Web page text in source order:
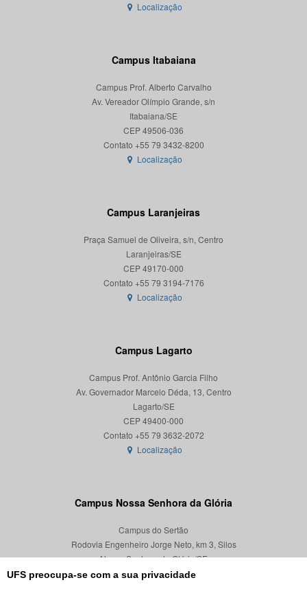
UFS preocupa-se com a sua privacidade
Localização
Campus Itabaiana
Campus Prof. Alberto Carvalho
Av. Vereador Olímpio Grande, s/n
Itabaiana/SE
CEP 49506-036
Localização
Campus Laranjeiras
Praça Samuel de Oliveira, s/n, Centro
Laranjeiras/SE
CEP 49170-000
Localização
Campus Lagarto
Campus Prof. Antônio Garcia Filho
Av. Governador Marcelo Déda, 13, Centro
Lagarto/SE
CEP 49400-000
Localização
Campus Nossa Senhora da Glória
Campus do Sertão
Rodovia Engenheiro Jorge Neto, km 3, Silos
Nossa Senhora da Glória/SE
CEP 49680-000